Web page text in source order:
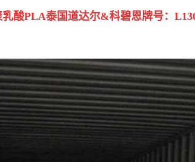
乳酸PLA泰国道达尔&科碧恩牌号：